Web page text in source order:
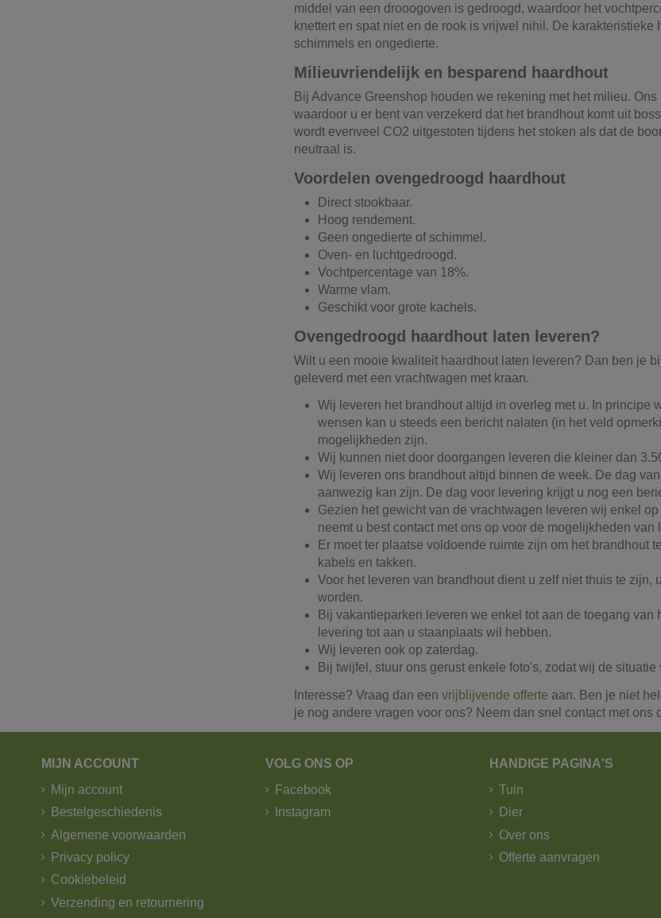
middel van een drooogoven is gedroogd, waardoor het
knettert en spat niet en de rook is vrijwel nihil. De
schimmels en ongedierte.
Milieuvriendelijk en besparend haardhout
Bij Advance Greenshop houden we rekening met het milieu.
waardoor u er bent van verzekerd dat het brandhout komt uit
wordt evenveel CO2 uitgestoten tijdens het stoken als dat de
neutraal is.
Voordelen ovengedroogd haardhout
Direct stookbaar.
Hoog rendement.
Geen ongedierte of schimmel.
Oven- en luchtgedroogd.
Vochtpercentage van 18%.
Warme vlam.
Geschikt voor grote kachels.
Ovengedroogd haardhout laten leveren?
Wilt u een mooie kwaliteit haardhout laten leveren? Dan ben je
geleverd met een vrachtwagen met kraan.
Wij leveren het brandhout altijd in overleg met u. In principe
wensen kan u steeds een bericht nalaten (in het veld
mogelijkheden zijn.
Wij kunnen niet door doorgangen leveren die kleiner dan
Wij leveren ons brandhout altijd binnen de week. De dag
aanwezig kan zijn. De dag voor levering krijgt u nog een
Gezien het gewicht van de vrachtwagen leveren wij enkel
neemt u best contact met ons op voor de mogelijkheden van
Er moet ter plaatse voldoende ruimte zijn om het brandhout
kabels en takken.
Voor het leveren van brandhout dient u zelf niet thuis te
worden.
Bij vakantieparken leveren we enkel tot aan de toegang
levering tot aan u staanplaats wil hebben.
Wij leveren ook op zaterdag.
Bij twijfel, stuur ons gerust enkele foto's, zodat wij de
Interesse? Vraag dan een vrijblijvende offerte aan. Ben je niet
je nog andere vragen voor ons? Neem dan snel contact met ons
MIJN ACCOUNT
Mijn account
Bestelgeschiedenis
Algemene voorwaarden
Privacy policy
Cookiebeleid
Verzending en retournering
VOLG ONS OP
Facebook
Instagram
HANDIGE PAGINA'S
Tuin
Dier
Over ons
Offerte aanvragen